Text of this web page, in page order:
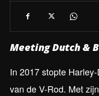
Meeting Dutch &
In 2017 stopte
van de V-Rod. Met